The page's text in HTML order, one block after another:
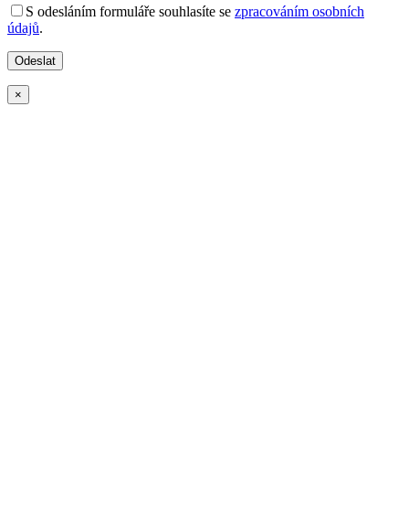
S odesláním formuláře souhlasíte se zpracováním osobních
údajů.
×